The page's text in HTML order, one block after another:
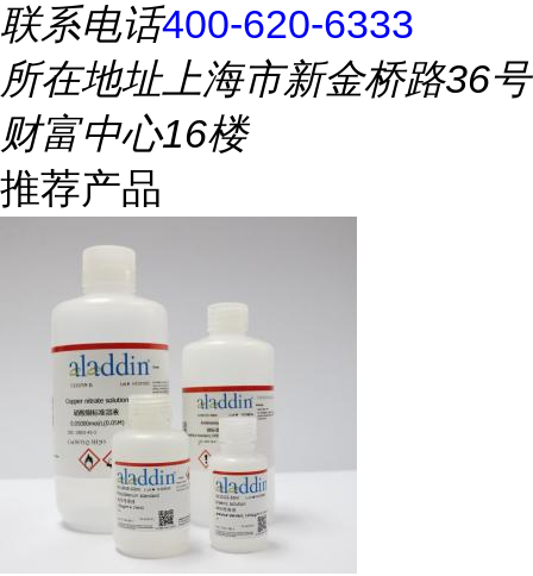
联系电话400-620-6333
所在地址上海市新金桥路36号
财富中心16楼
推荐产品